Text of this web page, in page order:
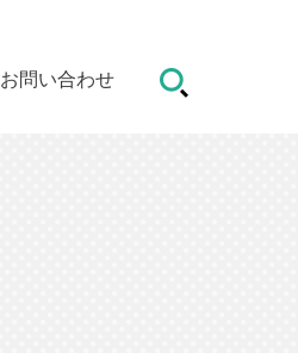
お問い合わせ